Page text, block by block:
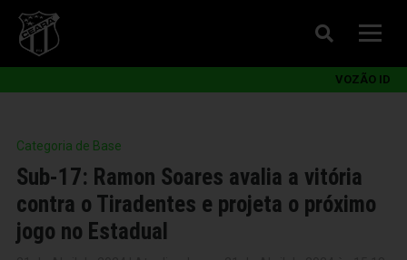
VOZÃO ID
Categoria de Base
Sub-17: Ramon Soares avalia a vitória
contra o Tiradentes e projeta o próximo
jogo no Estadual